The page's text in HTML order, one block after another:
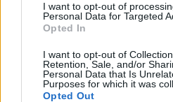
consent section.
I want to opt-out of
Personal Data for Targeted
Opted In
I want to opt-out of
Retention, Sale, and/or
Personal Data that Is
Purposes for which it was
Opted Out